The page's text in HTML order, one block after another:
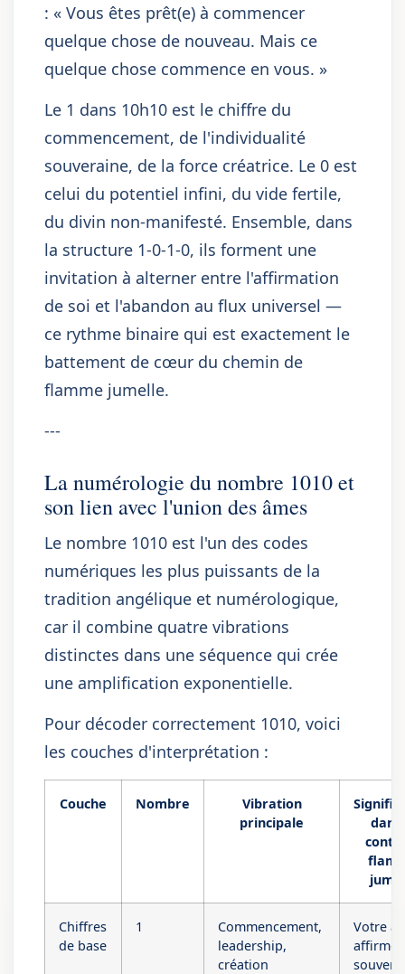
: « Vous êtes prêt(e) à commencer
quelque chose de nouveau. Mais ce
quelque chose commence en vous. »
Le 1 dans 10h10 est le chiffre du
commencement, de l'individualité
souveraine, de la force créatrice. Le 0 est
celui du potentiel infini, du vide fertile,
du divin non-manifesté. Ensemble, dans
la structure 1-0-1-0, ils forment une
invitation à alterner entre l'affirmation
de soi et l'abandon au flux universel —
ce rythme binaire qui est exactement le
battement de cœur du chemin de
flamme jumelle.
---
La numérologie du nombre 1010 et
son lien avec l'union des âmes
Le nombre 1010 est l'un des codes
numériques les plus puissants de la
tradition angélique et numérologique,
car il combine quatre vibrations
distinctes dans une séquence qui crée
une amplification exponentielle.
Pour décoder correctement 1010, voici
les couches d'interprétation :
Couche Nombre
Vibration
principale
dans
Chiffres
de base
1
Commencement,
leadership,
création
Votre
affirme